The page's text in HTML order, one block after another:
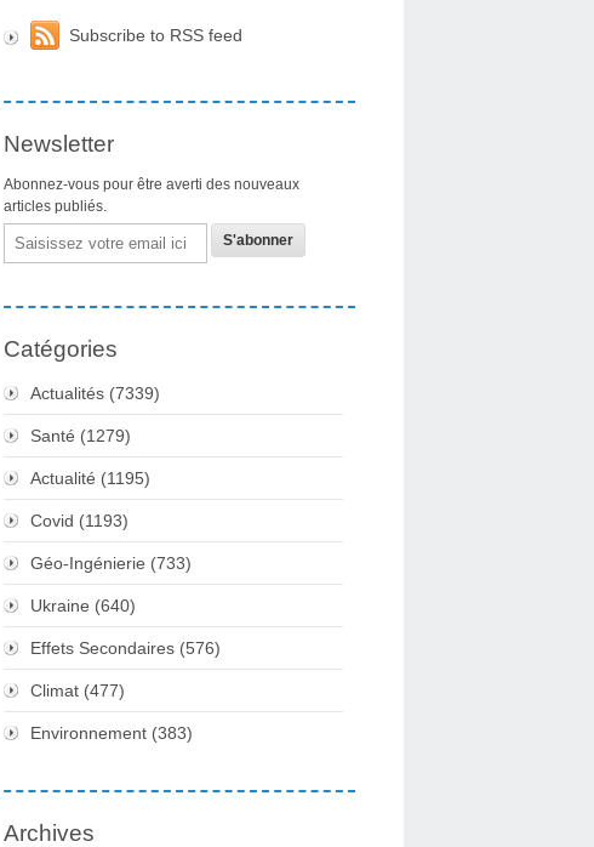
Subscribe to RSS feed
Newsletter
Abonnez-vous pour être averti des nouveaux
articles publiés.
Email
Catégories
Actualités (7339)
Santé (1279)
Actualité (1195)
Covid (1193)
Géo-Ingénierie (733)
Ukraine (640)
Effets Secondaires (576)
Climat (477)
Environnement (383)
Archives